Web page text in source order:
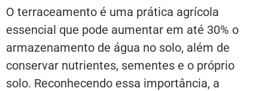
O terraceamento é uma prática agrícola
essencial que pode aumentar em até 30% o
armazenamento de água no solo, além de
conservar nutrientes, sementes e o próprio
solo. Reconhecendo essa importância, a